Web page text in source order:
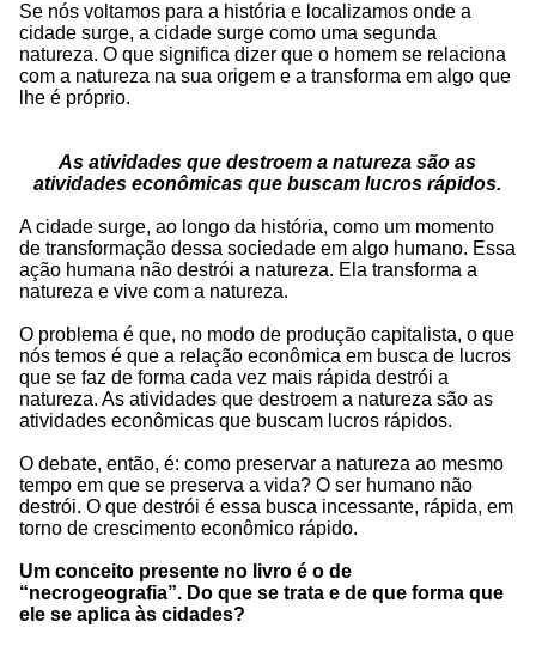
Se nós voltamos para a história e localizamos onde a
cidade surge, a cidade surge como uma segunda
natureza. O que significa dizer que o homem se relaciona
com a natureza na sua origem e a transforma em algo que
lhe é próprio.
As atividades que destroem a natureza são as
atividades econômicas que buscam lucros rápidos.
A cidade surge, ao longo da história, como um momento
de transformação dessa sociedade em algo humano. Essa
ação humana não destrói a natureza. Ela transforma a
natureza e vive com a natureza.
O problema é que, no modo de produção capitalista, o que
nós temos é que a relação econômica em busca de lucros
que se faz de forma cada vez mais rápida destrói a
natureza. As atividades que destroem a natureza são as
atividades econômicas que buscam lucros rápidos.
O debate, então, é: como preservar a natureza ao mesmo
tempo em que se preserva a vida? O ser humano não
destrói. O que destrói é essa busca incessante, rápida, em
torno de crescimento econômico rápido.
Um conceito presente no livro é o de
“necrogeografia”. Do que se trata e de que forma que
ele se aplica às cidades?